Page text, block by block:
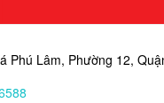
Phú Lâm, Phường 12,